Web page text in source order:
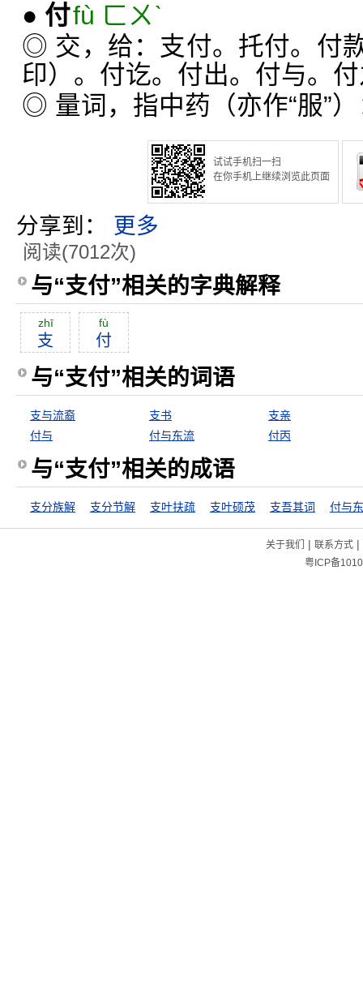
● 付fù ㄈㄨˋ
◎ 交，给：支付。托付。付
印）。付讫。付出。付与。
◎ 量词，指中药（亦作“服”
试试手机扫一扫
在你手机上继续浏览此页面
分享到： 更多
阅读(7012次)
与“支付”相关的字典解释
zhī
支
fù
付
与“支付”相关的词语
支与流裔 支书
支亲
付与
付与东流 付丙
与“支付”相关的成语
支分族解 支分节解 支叶扶疏 支叶硕茂 支吾其词 付与
关于我们 | 联系方式|
粤ICP备